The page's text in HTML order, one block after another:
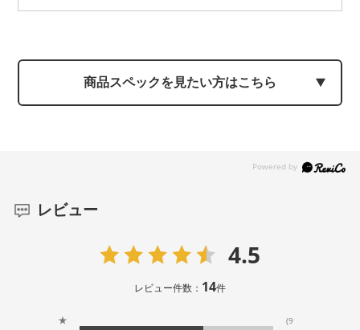
商品スペックを見たい方はこちら
レビュー
4.5
レビュー件数： 14件
★
(9